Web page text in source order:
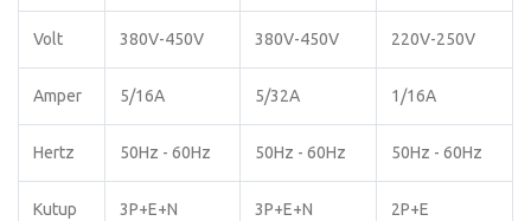
Volt 380V-450V 380V-450V 220V-250V
Amper 5/16A 5/32A 1/16A
Hertz 50Hz - 60Hz 50Hz - 60Hz 50Hz - 60Hz
Kutup 3P+E+N 3P+E+N 2P+E